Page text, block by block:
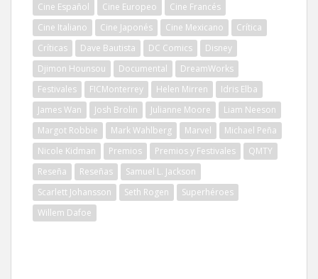
Cine Español
Cine Europeo
Cine Francés
Cine Italiano
Cine Japonés Cine Mexicano
Crítica
Críticas
Dave Bautista DC Comics
Disney
Djimon Hounsou
Documental
DreamWorks
Festivales
FICMonterrey Helen Mirren
Idris Elba
James Wan
Josh Brolin Julianne Moore
Liam Neeson
Margot Robbie
Mark Wahlberg Marvel
Michael Peña
Nicole Kidman
Premios Premios y Festivales
QMTY
Reseña
Reseñas
Samuel L. Jackson
Scarlett Johansson
Seth Rogen
Superhéroes
Willem Dafoe